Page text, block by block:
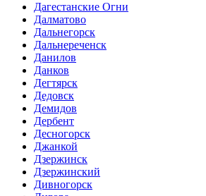
Дагестанские Огни
Далматово
Дальнегорск
Дальнереченск
Данилов
Данков
Дегтярск
Дедовск
Демидов
Дербент
Десногорск
Джанкой
Дзержинск
Дзержинский
Дивногорск